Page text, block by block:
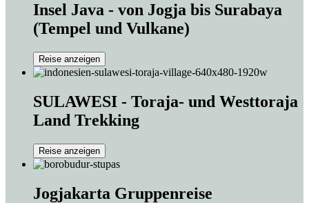
Insel Java - von Jogja bis Surabaya
(Tempel und Vulkane)
Reise anzeigen
SULAWESI - Toraja- und Westtoraja
Land Trekking
Reise anzeigen
Jogjakarta Gruppenreise